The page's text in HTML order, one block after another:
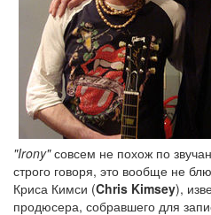
"Irony"совсем не похож по
строго говоря, это вообще не
Криса Кимси (Chris Kimsey),
продюсера, собравшего для